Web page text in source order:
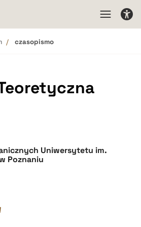
czasopismo
Uniwersytetu im.
Poznaniu